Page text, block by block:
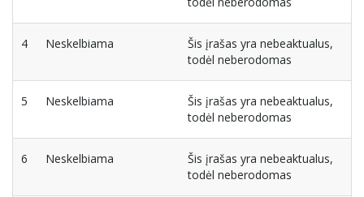
4 Neskelbiama
Šis įrašas yra nebeaktualus,
todėl neberodomas
5 Neskelbiama
Šis įrašas yra nebeaktualus,
todėl neberodomas
6 Neskelbiama
Šis įrašas yra nebeaktualus,
todėl neberodomas